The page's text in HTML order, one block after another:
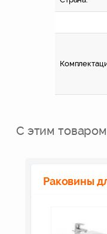
С этим
Раковины